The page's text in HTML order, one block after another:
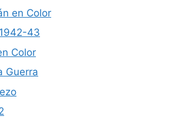
en Color
43
Color
Guerra